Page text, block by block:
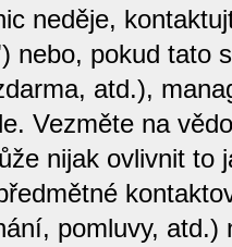
neděje,
nebo, pokud tato
atd.),
Vezměte na
nijak ovlivnit to
pomluvy,